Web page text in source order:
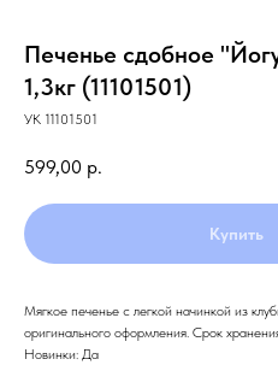
Печенье сдобное
1,3кг (11101501)
УК 11101501
599,00 р.
Купить
Мягкое печенье с легкой начинкой из
оригинального оформления. Срок
Новинки: Да